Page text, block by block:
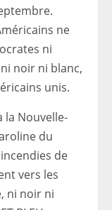
ne
ni
noir ni blanc,
unis.
la Nouvelle-
du
de
vers les
ni noir ni